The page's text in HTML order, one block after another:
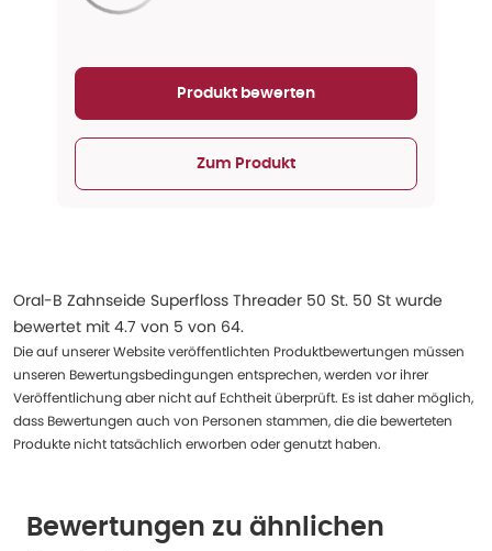
Aktualisieren...
Produkt bewerten
Zum Produkt
Oral-B Zahnseide Superfloss Threader 50 St. 50 St wurde
bewertet mit 4.7 von 5 von 64.
Die auf unserer Website veröffentlichten Produktbewertungen müssen
unseren Bewertungsbedingungen entsprechen, werden vor ihrer
Veröffentlichung aber nicht auf Echtheit überprüft. Es ist daher möglich,
dass Bewertungen auch von Personen stammen, die die bewerteten
Produkte nicht tatsächlich erworben oder genutzt haben.
Bewertungen zu ähnlichen